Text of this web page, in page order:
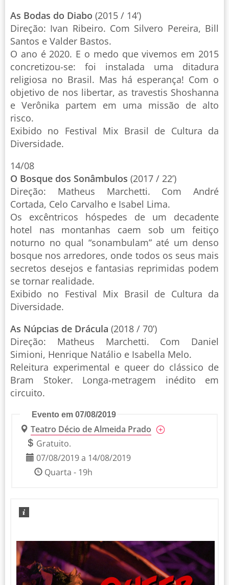
As Bodas do Diabo (2015 / 14’)
Direção: Ivan Ribeiro. Com Silvero Pereira, Bill
Santos e Valder Bastos.
O ano é 2020. E o medo que vivemos em 2015
concretizou-se: foi instalada uma ditadura
religiosa no Brasil. Mas há esperança! Com o
objetivo de nos libertar, as travestis Shoshanna
e Verônika partem em uma missão de alto
risco.
Exibido no Festival Mix Brasil de Cultura da
Diversidade.
14/08
O Bosque dos Sonâmbulos (2017 / 22’)
Direção: Matheus Marchetti. Com André
Cortada, Celo Carvalho e Isabel Lima.
Os excêntricos hóspedes de um decadente
hotel nas montanhas caem sob um feitiço
noturno no qual “sonambulam” até um denso
bosque nos arredores, onde todos os seus mais
secretos desejos e fantasias reprimidas podem
se tornar realidade.
Exibido no Festival Mix Brasil de Cultura da
Diversidade.
As Núpcias de Drácula (2018 / 70’)
Direção: Matheus Marchetti. Com Daniel
Simioni, Henrique Natálio e Isabella Melo.
Releitura experimental e queer do clássico de
Bram Stoker. Longa-metragem inédito em
circuito.
Evento em 07/08/2019
Teatro Décio de Almeida Prado
Gratuito.
07/08/2019 a 14/08/2019
Quarta - 19h